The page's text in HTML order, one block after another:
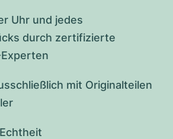
Uhr und jedes
durch zertifizierte
Experten
mit Originalteilen